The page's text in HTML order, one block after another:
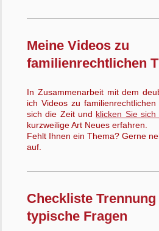
Meine Videos zu
familienrechtlichen
In Zusammenarbeit mit dem
ich Videos zu
sich die Zeit und klicken Sie sich
kurzweilige Art Neues erfahren.
Fehlt Ihnen ein Thema? Gerne
auf.
Checkliste
typische Fragen